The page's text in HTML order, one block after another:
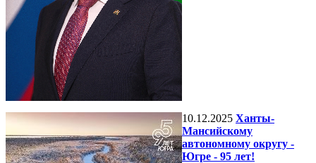
10.12.2025 Ханты-
Мансийскому
автономному округу -
Югре - 95 лет!